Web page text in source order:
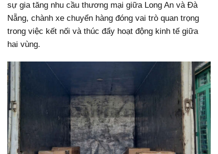
sự gia tăng nhu cầu thương mại giữa Long An và Đà
Nẵng, chành xe chuyển hàng đóng vai trò quan trọng
trong việc kết nối và thúc đẩy hoạt động kinh tế giữa
hai vùng.